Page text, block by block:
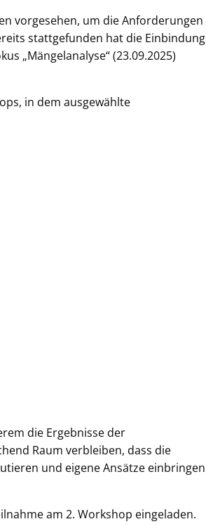
vorgesehen, um die Anforderungen
stattgefunden hat die Einbindung
„Mängelanalyse“ (23.09.2025)
in dem ausgewählte
die Ergebnisse der
Raum verbleiben, dass die
und eigene Ansätze einbringen
am 2. Workshop eingeladen.